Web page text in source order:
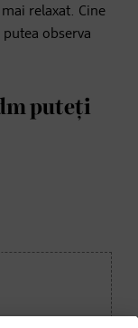
relaxat. Cine
observa
puteți